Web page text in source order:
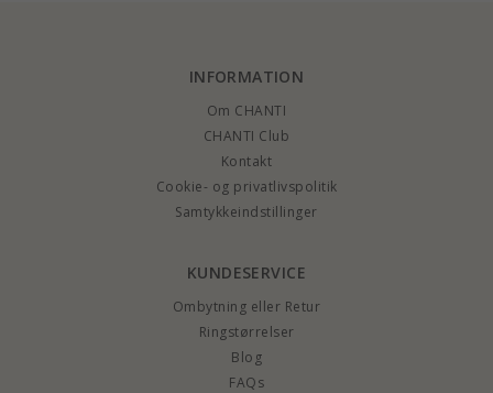
INFORMATION
Om CHANTI
CHANTI Club
Kontakt
Cookie- og privatlivspolitik
Samtykkeindstillinger
KUNDESERVICE
Ombytning eller Retur
Ringstørrelser
Blog
FAQs